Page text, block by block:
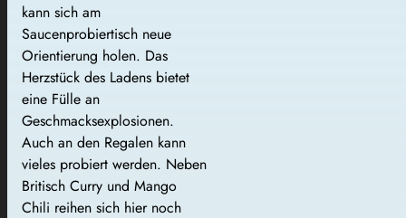
kann sich am
Saucenprobiertisch neue
Orientierung holen. Das
Herzstück des Ladens bietet
eine Fülle an
Geschmacksexplosionen.
Auch an den Regalen kann
vieles probiert werden. Neben
Britisch Curry und Mango
Chili reihen sich hier noch